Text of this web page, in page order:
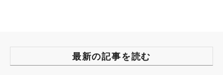
最新の記事を読む